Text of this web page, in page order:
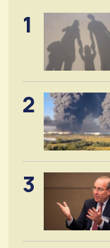
1
2
3